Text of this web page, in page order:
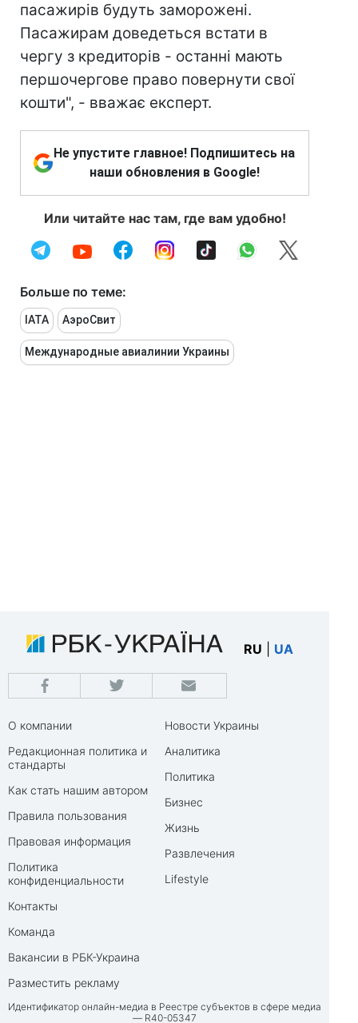
пасажирів будуть заморожені.
Пасажирам доведеться встати в
чергу з кредиторів - останні мають
першочергове право повернути свої
кошти", - вважає експерт.
Не упустите главное! Подпишитесь на
наши обновления в Google!
Или читайте нас там, где вам удобно!
Больше по теме:
IATA АэроСвит
Международные авиалинии Украины
RU UA
О компании
Редакционная политика и
стандарты
Как стать нашим автором
Правила пользования
Правовая информация
Политика
конфиденциальности
Контакты
Команда
Вакансии в РБК-Украина
Разместить рекламу
Новости Украины
Аналитика
Политика
Бизнес
Жизнь
Развлечения
Lifestyle
Идентификатор онлайн-медиа в Реестре субъектов в сфере медиа
— R40-05347